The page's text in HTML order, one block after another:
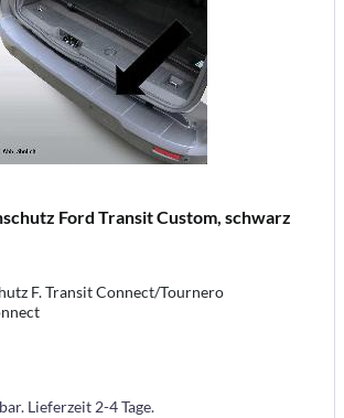
Ford Transit Custom, schwarz
F. Transit Connect/Tournero
Lieferzeit 2-4 Tage.